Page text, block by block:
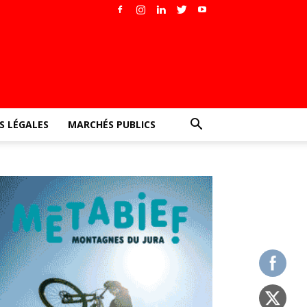
LÉGALES MARCHÉS PUBLICS